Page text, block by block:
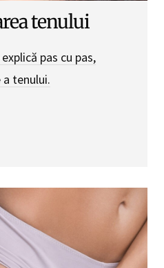
tenului
pas cu pas,
tenului.